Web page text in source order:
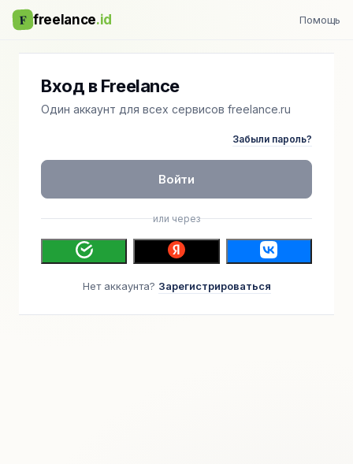
F freelance.id Помощь
Вход в Freelance
Один аккаунт для всех сервисов freelance.ru
Забыли пароль?
Войти
или через
Нет аккаунта? Зарегистрироваться